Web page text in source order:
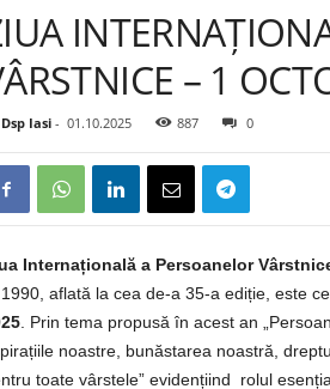
– 1
Dsp Iasi - 01.10.2025 887 0
Internațională a Persoanelor
aflată la cea de-a 35-a ediție, este
. Prin tema propusă în acest an
noastre, bunăstarea noastră,
toate vârstele” evidențiind rolul